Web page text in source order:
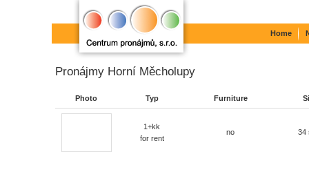
Pronájmy Horní Měcholupy
Photo Typ Furniture
1+kk
for rent
no 34
Home